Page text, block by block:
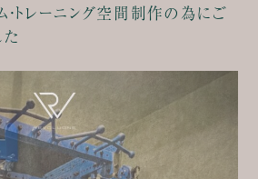
トレーニング空間制作の為にご